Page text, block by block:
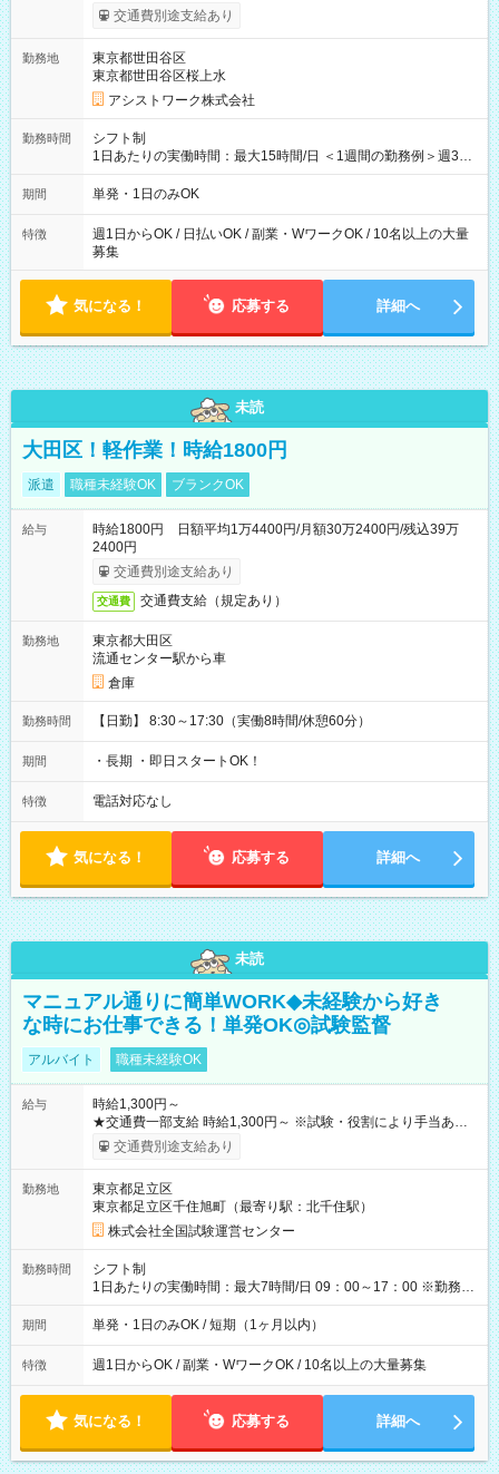
間】試用期間なし
交通費別途支給あり
勤務地
東京都世田谷区
東京都世田谷区桜上水
アシストワーク株式会社
勤務時間
シフト制
1日あたりの実働時間：最大15時間/日 ＜1週間の勤務例＞週3回
勤務 勤務：月・水・金 休み：火・木・土・日 好きな時にお仕事
可能です！ ※1日あたりの最大実働時間は日勤、夜勤共に勤務し
期間 単発・1日のみOK
特徴
週1日からOK / 日払いOK / 副業・WワークOK / 10名以上の大量
募集
気になる！ 応募する 詳細へ
未読
大田区！軽作業！時給1800円
派遣 職種未経験OK ブランクOK
給与
時給1800円 日額平均1万4400円/月額30万2400円/残込39万
2400円
交通費別途支給あり
交通費 交通費支給（規定あり）
勤務地
東京都大田区
流通センター駅から車
倉庫
勤務時間 【日勤】 8:30～17:30（実働8時間/休憩60分）
期間 ・長期 ・即日スタートOK！
特徴 電話対応なし
気になる！ 応募する 詳細へ
未読
マニュアル通りに簡単WORK◆未経験から好き
な時にお仕事できる！単発OK◎試験監督
アルバイト 職種未経験OK
給与
時給1,300円～
★交通費一部支給 時給1,300円～ ※試験・役割により手当あり
※勤務回数により昇給あり 【即給（前払い）オプションあ
り！】 希望される場合、勤務から1週間ほどで給与の一部を受け
例】 ・河合塾模擬試験 8:30～17:30（休憩1時間） 時給1,300円
×8時間＝日収10,400円＋交通費 ※当日の役割により時給＋100
円の場合あり ・国家試験 7:00～13:30（休憩なし） 時給1,300
円（役割手当＋100円）×6時間＝日収8,400円＋交通費 【試用期
間】試用期間なし
交通費別途支給あり
勤務地
東京都足立区
東京都足立区千住旭町（最寄り駅：北千住駅）
株式会社全国試験運営センター
勤務時間
シフト制
1日あたりの実働時間：最大7時間/日 09：00～17：00 ※勤務時
間は 試験により異なります。
期間 単発・1日のみOK / 短期（1ヶ月以内）
特徴 週1日からOK / 副業・WワークOK / 10名以上の大量募集
気になる！ 応募する 詳細へ